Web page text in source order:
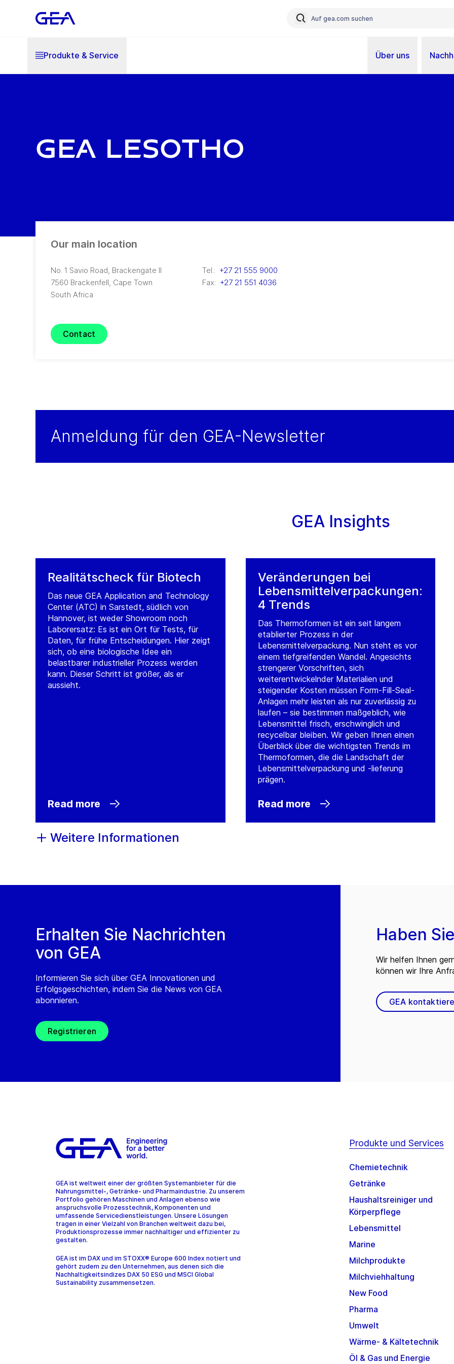
Produkte & Service Über uns
GEA Lesotho
Our main location
No. 1 Savio Road, Brackengate II
7560 Brackenfell, Cape Town
South Africa
Tel.: +27 21 555 9000
Fax: +27 21 551 4036
Contact
Anmeldung für den GEA-Newsletter
GEA Insights
Realitätscheck für Biotech
Das neue GEA Application and Technology
Center (ATC) in Sarstedt, südlich von
Hannover, ist weder Showroom noch
Laborersatz: Es ist ein Ort für Tests, für
Daten, für frühe Entscheidungen. Hier zeigt
sich, ob eine biologische Idee ein
belastbarer industrieller Prozess werden
kann. Dieser Schritt ist größer, als er
aussieht.
Read more
Veränderungen bei
Lebensmittelverpackungen:
4 Trends
Das Thermoformen ist ein seit langem
etablierter Prozess in der
Lebensmittelverpackung. Nun steht es vor
einem tiefgreifenden Wandel. Angesichts
strengerer Vorschriften, sich
weiterentwickelnder Materialien und
steigender Kosten müssen Form-Fill-Seal-
Anlagen mehr leisten als nur zuverlässig zu
laufen – sie bestimmen maßgeblich, wie
Lebensmittel frisch, erschwinglich und
recycelbar bleiben. Wir geben Ihnen einen
Überblick über die wichtigsten Trends im
Thermoformen, die die Landschaft der
Lebensmittelverpackung und -lieferung
prägen.
Read more
Weitere Informationen
Erhalten Sie Nachrichten
von GEA
Informieren Sie sich über GEA Innovationen und
Erfolgsgeschichten, indem Sie die News von GEA
abonnieren.
Registrieren
Haben
Wir helfen Ihnen
können wir Ihre
GEA
GEA ist weltweit einer der größten Systemanbieter für die
Nahrungsmittel-, Getränke- und Pharmaindustrie. Zu unserem
Portfolio gehören Maschinen und Anlagen ebenso wie
anspruchsvolle Prozesstechnik, Komponenten und
umfassende Servicedienstleistungen. Unsere Lösungen
tragen in einer Vielzahl von Branchen weltweit dazu bei,
Produktionsprozesse immer nachhaltiger und effizienter zu
gestalten.
GEA ist im DAX und im STOXX® Europe 600 Index notiert und
gehört zudem zu den Unternehmen, aus denen sich die
Nachhaltigkeitsindizes DAX 50 ESG und MSCI Global
Sustainability zusammensetzen.
Produkte und Services
Chemietechnik
Getränke
Haushaltsreiniger und
Körperpflege
Lebensmittel
Marine
Milchprodukte
Milchviehhaltung
New Food
Pharma
Umwelt
Wärme- & Kältetechnik
Öl & Gas und Energie